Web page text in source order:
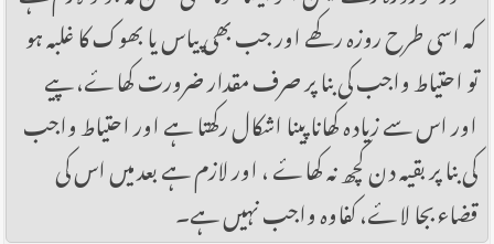
کہ اسی طرح روزہ رکھے اور جب بھی پیاس یا بھوک کا غلبہ ہو
تو احتیاط واجب کی بنا پر صرف مقدار ضرورت کھاۓ، پیے
اور اس سے زیادہ کھانا پینا اشکال رکھتا ہے اور احتیاط واجب
کی بنا پر بقیہ دن کچھ نہ کھاۓ ، اور لازم ہے بعد میں اس کی
قضاء بجا لاۓ، کفاوہ واجب نہیں ہے۔